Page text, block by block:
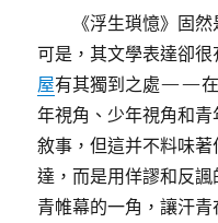
《浮生瑣憶》固
可是，其文學表達卻
屋有其獨到之處——在
年視角、少年視角和
敘事，但這并不料味
達，而是用佯謬和反
青帷幕的一角，讓汗